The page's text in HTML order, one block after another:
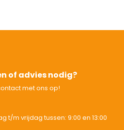
of advies nodig?
met ons op!
t/m vrijdag tussen: 9:00 en 13:00